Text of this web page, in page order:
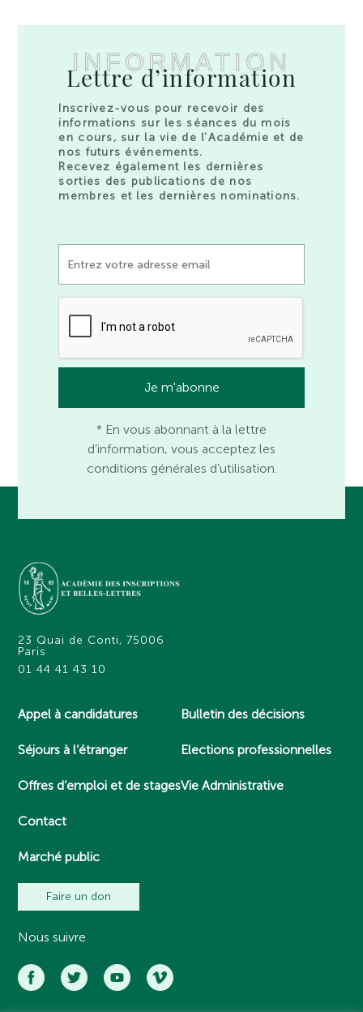
INFORMATION
Lettre d’information
Inscrivez-vous pour recevoir des
informations sur les séances du mois
en cours, sur la vie de l’Académie et de
nos futurs événements.
Recevez également les dernières
sorties des publications de nos
membres et les dernières nominations.
* En vous abonnant à la lettre
d’information, vous acceptez les
conditions générales d’utilisation.
23 Quai de Conti, 75006
Paris
01 44 41 43 10
Appel à candidatures
Séjours à l’étranger
Offres d’emploi et de stages
Contact
Marché public
Bulletin des décisions
Elections professionnelles
Vie Administrative
Faire un don
Nous suivre